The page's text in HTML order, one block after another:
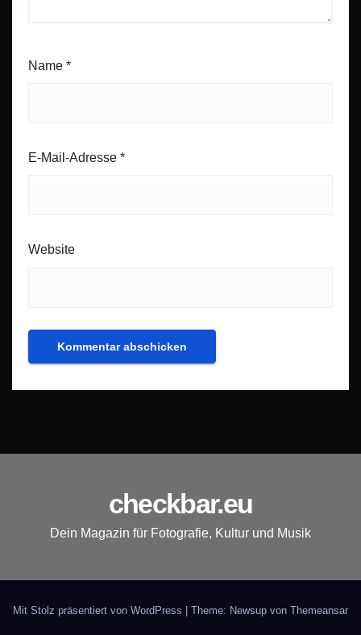
Name *
E-Mail-Adresse *
Website
checkbar.eu
Dein Magazin für Fotografie, Kultur und Musik
Mit Stolz präsentiert von WordPress Theme: Newsup von Themeansar